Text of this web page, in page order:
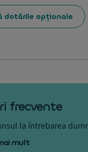
dotările opționale
frecvente
la întrebarea
mult